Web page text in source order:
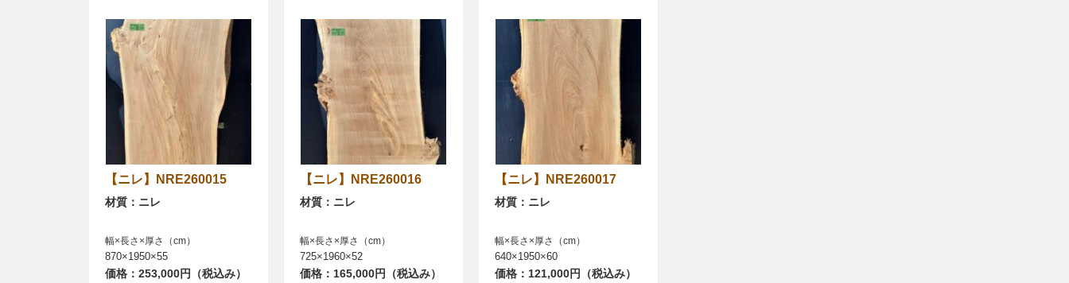
【ニレ】NRE260015
材質：ニレ
幅×長さ×厚さ（cm）
870×1950×55
価格：253,000円（税込み）
【ニレ】NRE260016
材質：ニレ
幅×長さ×厚さ（cm）
725×1960×52
価格：165,000円（税込み）
【ニレ】NRE260017
材質：ニレ
幅×長さ×厚さ（cm）
640×1950×60
価格：121,000円（税込み）